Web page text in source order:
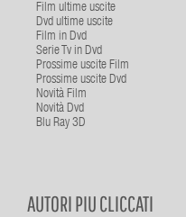
Film ultime uscite
Dvd ultime uscite
Film in Dvd
Serie Tv in Dvd
Prossime uscite Film
Prossime uscite Dvd
Novità Film
Novità Dvd
Blu Ray 3D
AUTORI PIU CLICCATI